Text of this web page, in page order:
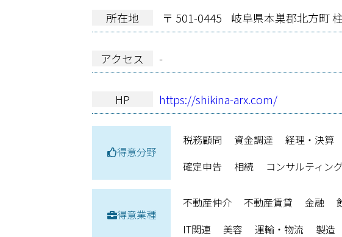
所在地 〒 501-0445 岐阜県本巣郡北方町
アクセス -
HP https://shikina-arx.com/
得意分野
税務顧問 資金調達 経理・決算
確定申告
相続 コンサルティング
得意業種
不動産仲介 不動産賃貸 金融
IT関連
美容 運輸・物流 製造